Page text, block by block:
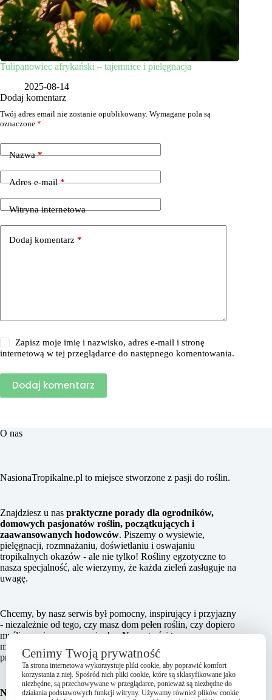
Tulipanowiec afrykański – tajemnice i pielęgnacja
2025-08-14
Dodaj komentarz
Twój adres email nie zostanie opublikowany. Wymagane pola są
oznaczone *
Nazwa*
Adres e-mail*
Witryna internetowa
Dodaj komentarz *
Zapisz moje imię i nazwisko, adres e-mail i stronę
internetową w tej przeglądarce do następnego komentowania.
Dodaj komentarz
O nas
NasionaTropikalne.pl to miejsce stworzone z pasji do roślin.
Znajdziesz u nas praktyczne porady dla ogrodników,
domowych pasjonatów roślin, początkujących i
zaawansowanych hodowców. Piszemy o wysiewie,
pielęgnacji, rozmnażaniu, doświetlaniu i oswajaniu
tropikalnych okazów - ale nie tylko! Rośliny egzotyczne to
nasza specjalność, ale wierzymy, że każda zieleń zasługuje na
uwagę.
Chcemy, by nasz serwis był pomocny, inspirujący i przyjazny
- niezależnie od tego, czy masz dom pełen roślin, czy dopiero
myślisz o pierwszym nasionku. Nasze treści tworzymy z
miłości do zieleni i chęci dzielenia się tym, co działa w
praktyce.
NasionaTropikalne.pl - z serca do roślin, z myślą o Tobie.
Cenimy Twoją prywatność
Ta strona internetowa wykorzystuje pliki cookie, aby poprawić komfort
korzystania z niej. Spośród nich pliki cookie, które są sklasyfikowane jako
niezbędne, są przechowywane w przeglądarce, ponieważ są niezbędne do
działania podstawowych funkcji witryny. Używamy również plików cookie